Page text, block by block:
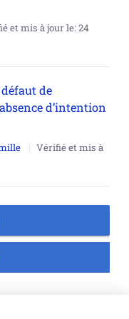
et mis à jour le:24
de
d’intention
Vérifié et mis à